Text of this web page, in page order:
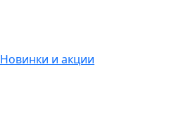
Новинки и акции